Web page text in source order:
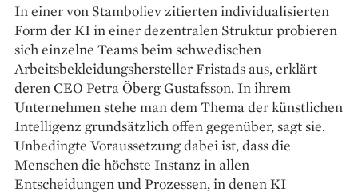
In einer von Stamboliev zitierten individualisierten
Form der KI in einer dezentralen Struktur probieren
sich einzelne Teams beim schwedischen
Arbeitsbekleidungshersteller Fristads aus, erklärt
deren CEO Petra Öberg Gustafsson. In ihrem
Unternehmen stehe man dem Thema der künstlichen
Intelligenz grundsätzlich offen gegenüber, sagt sie.
Unbedingte Voraussetzung dabei ist, dass die
Menschen die höchste Instanz in allen
Entscheidungen und Prozessen, in denen KI